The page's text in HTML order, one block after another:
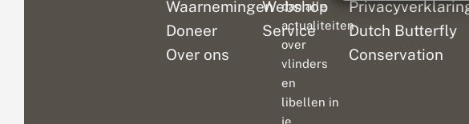
Waarnemingen
Doneer
Over ons
Webshop
Service
Dutch Butterfly
Conservation
dan alle
actualiteiten
over
vlinders
en
libellen in
je